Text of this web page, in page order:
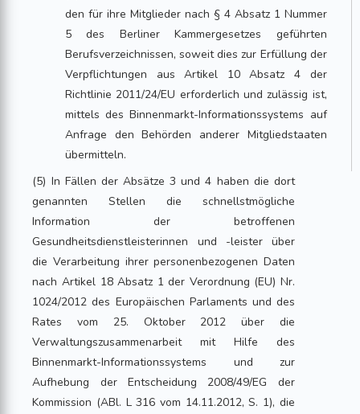
den für ihre Mitglieder nach § 4 Absatz 1 Nummer
5 des Berliner Kammergesetzes geführten
Berufsverzeichnissen, soweit dies zur Erfüllung der
Verpflichtungen aus Artikel 10 Absatz 4 der
Richtlinie 2011/24/EU erforderlich und zulässig ist,
mittels des Binnenmarkt-Informationssystems auf
Anfrage den Behörden anderer Mitgliedstaaten
übermitteln.
(5) In Fällen der Absätze 3 und 4 haben die dort
genannten Stellen die schnellstmögliche
Information der betroffenen
Gesundheitsdienstleisterinnen und -leister über
die Verarbeitung ihrer personenbezogenen Daten
nach Artikel 18 Absatz 1 der Verordnung (EU) Nr.
1024/2012 des Europäischen Parlaments und des
Rates vom 25. Oktober 2012 über die
Verwaltungszusammenarbeit mit Hilfe des
Binnenmarkt-Informationssystems und zur
Aufhebung der Entscheidung 2008/49/EG der
Kommission (ABl. L 316 vom 14.11.2012, S. 1), die